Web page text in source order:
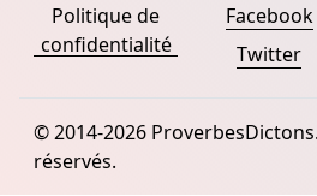
Politique de
confidentialité
Facebook
Twitter
© 2014-2026
réservés.